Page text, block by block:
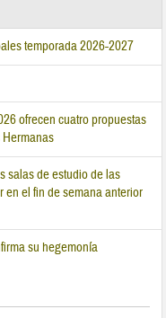
temporada 2026-2027
ofrecen cuatro propuestas
salas de estudio de las
en el fin de semana anterior
su hegemonía